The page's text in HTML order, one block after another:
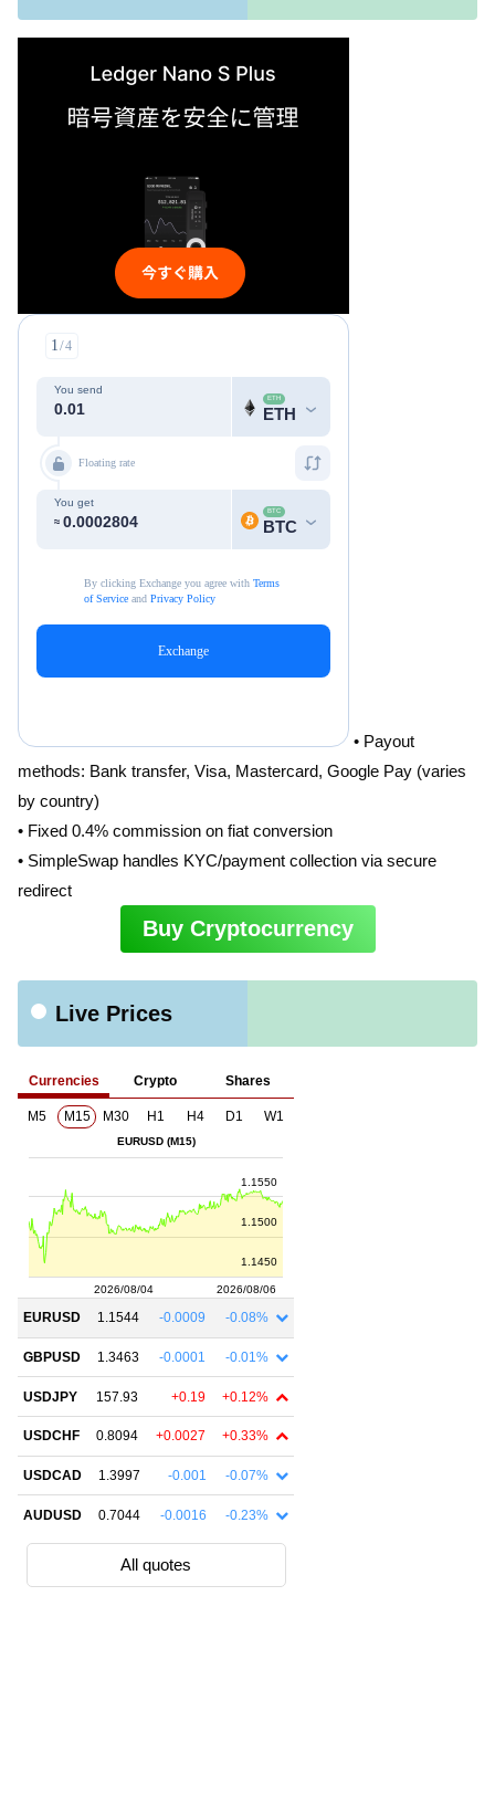
• Payout
methods: Bank transfer, Visa, Mastercard, Google Pay (varies
by country)
• Fixed 0.4% commission on fiat conversion
• SimpleSwap handles KYC/payment collection via secure
redirect
Buy Cryptocurrency
Live Prices